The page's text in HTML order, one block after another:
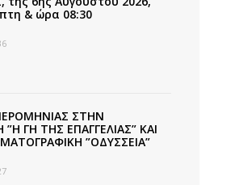
& ώρα 08:30
ΣΤΗΝ
ΓΗ ΤΗΣ ΕΠΑΓΓΕΛΙΑΣ” ΚΑΙ
”ΟΔΥΣΣΕΙΑ”